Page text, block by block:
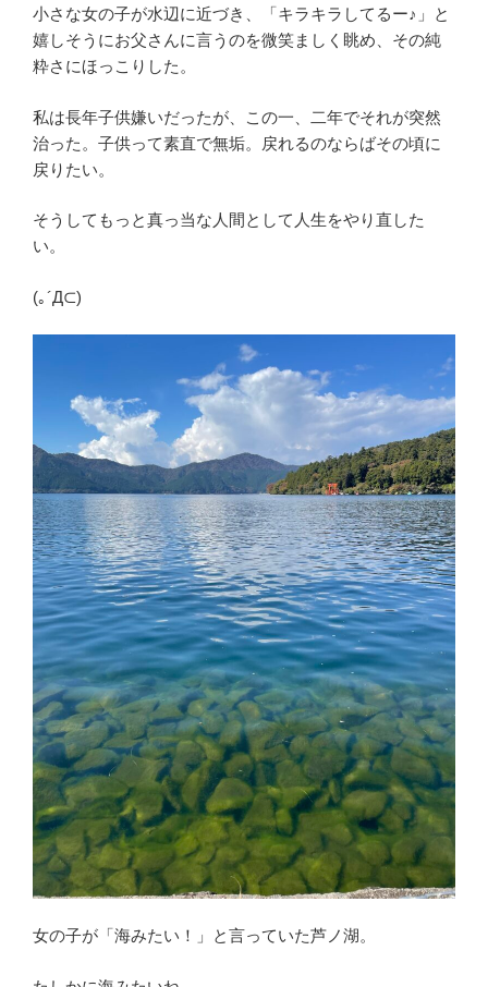
小さな女の子が水辺に近づき、「キラキラしてるー♪」と
嬉しそうにお父さんに言うのを微笑ましく眺め、その純
粋さにほっこりした。
私は長年子供嫌いだったが、この一、二年でそれが突然
治った。子供って素直で無垢。戻れるのならばその頃に
戻りたい。
そうしてもっと真っ当な人間として人生をやり直した
い。
(｡´Д⊂)
女の子が「海みたい！」と言っていた芦ノ湖。